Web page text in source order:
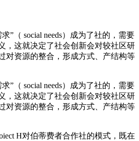
（ social needs）成为了社的，需要
，这就决定了社会创新会对较社区研
对资源的整合，形成方式、产结构等
（ social needs）成为了社的，需要
，这就决定了社会创新会对较社区研
对资源的整合，形成方式、产结构等
H对伯蒂费者合作社的模式，既在